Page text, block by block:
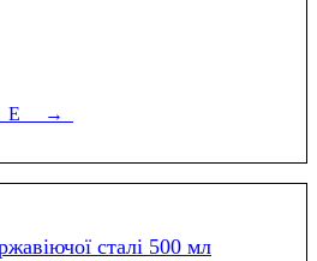
→
сталі 500 мл